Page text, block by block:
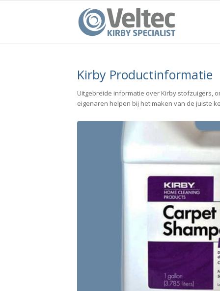
Kirby Productinformatie
Uitgebreide informatie over Kirby stofzuigers,
eigenaren helpen bij het maken van de juiste